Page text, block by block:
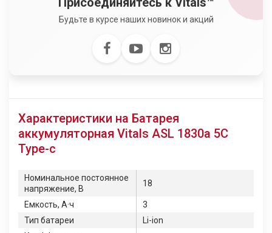
Будьте в курсе наших новинок и акций
Характеристики на Батарея
аккумуляторная Vitals ASL 1830a 5С
Type-c
Номинальное постоянное
напряжение, В
18
Емкость, А·ч
3
Тип батареи
Li-ion